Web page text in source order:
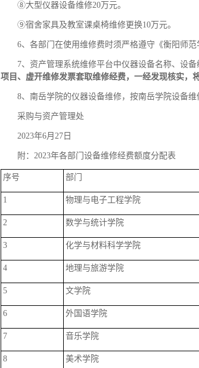
⑧大型仪器设备维修20万元。
⑨宿舍家具及教室课桌椅维修更换10万元。
6、各部门在使用维修费时须严格遵守《衡阳师
7、资产管理系统维修平台中仪器设备名称、设
项目、虚开维修发票套取维修经费，一经发现核实，
8、南岳学院的仪器设备维修，按南岳学院设备维
采购与资产管理处
2023年6月27日
附：2023年各部门设备维修经费额度分配表
序号 部门
1 物理与电子工程学院
2 数学与统计学院
3 化学与材料科学学院
4 地理与旅游学院
5 文学院
6 外国语学院
7 音乐学院
8 美术学院